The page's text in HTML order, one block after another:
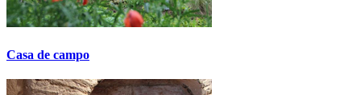
Casa de campo